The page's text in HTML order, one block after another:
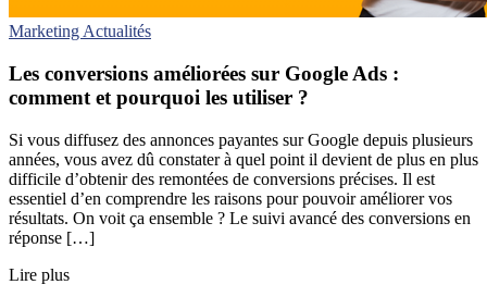
Marketing Actualités
Les conversions améliorées sur Google Ads :
comment et pourquoi les utiliser ?
Si vous diffusez des annonces payantes sur Google depuis plusieurs
années, vous avez dû constater à quel point il devient de plus en plus
difficile d’obtenir des remontées de conversions précises. Il est
essentiel d’en comprendre les raisons pour pouvoir améliorer vos
résultats. On voit ça ensemble ? Le suivi avancé des conversions en
réponse […]
Lire plus